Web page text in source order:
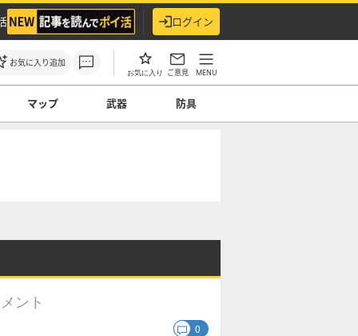
ログイン
お気に入り追加
お気に入り ご意見 MENU
マップ 武器 防具
ント
0